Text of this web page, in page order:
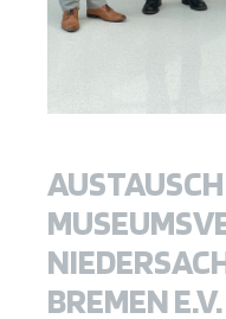
AUSTAUSCH
BREMEN E.V.